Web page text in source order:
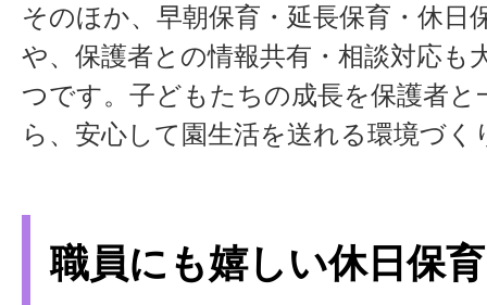
休日保育にも対応しており、地域の子
る役割も担っています。地域に貢献
感じてくださいね。
●求職者の方へメッセージ
そのほか、早朝保育・延長保育・休日
や、保護者との情報共有・相談対応も
つです。子どもたちの成長を保護者と
ら、安心して園生活を送れる環境づく
職員にも嬉しい休日保育